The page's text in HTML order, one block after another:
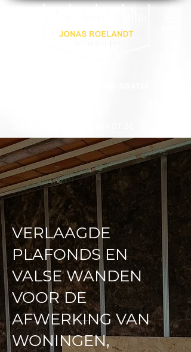
VERLAAGDE
PLAFONDS EN
VALSE WANDEN
VOOR DE
AFWERKING VAN
WONINGEN,